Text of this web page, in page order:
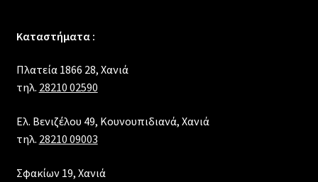
Καταστήματα :
Πλατεία 1866 28, Xανιά
τηλ. 28210 02590
Ελ. Βενιζέλου 49, Κουνουπιδιανά, Χανιά
τηλ. 28210 09003
Σφακίων 19, Χανιά